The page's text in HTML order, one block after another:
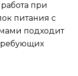
при
питания с
подходит